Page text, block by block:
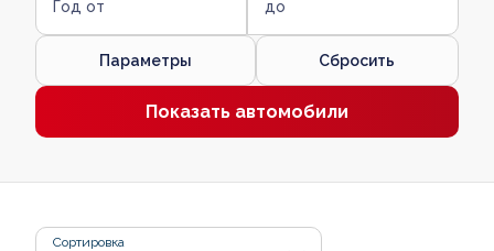
Год от до
Параметры Сбросить
Показать автомобили
Сортировка